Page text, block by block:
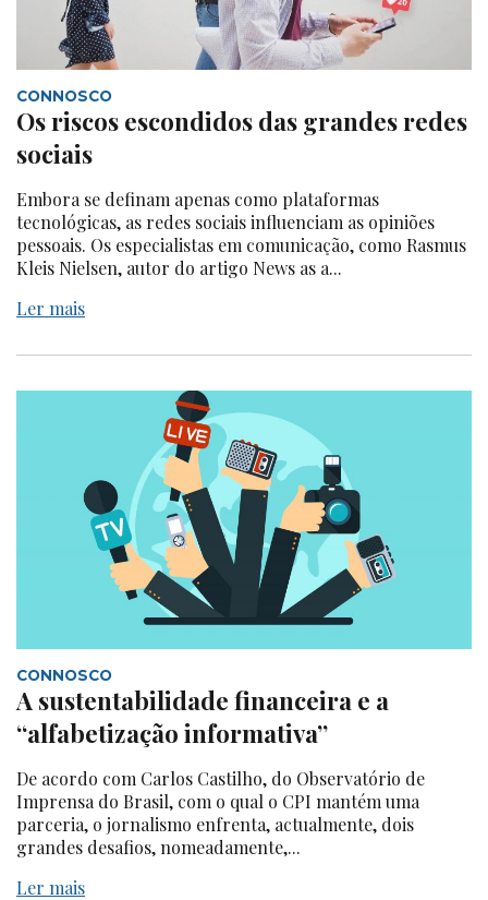
CONNOSCO
Os riscos escondidos das grandes redes
sociais
Embora se definam apenas como plataformas
tecnológicas, as redes sociais influenciam as opiniões
pessoais. Os especialistas em comunicação, como Rasmus
Kleis Nielsen, autor do artigo News as a...
Ler mais
CONNOSCO
A sustentabilidade financeira e a
“alfabetização informativa”
De acordo com Carlos Castilho, do Observatório de
Imprensa do Brasil, com o qual o CPI mantém uma
parceria, o jornalismo enfrenta, actualmente, dois
grandes desafios, nomeadamente,...
Ler mais